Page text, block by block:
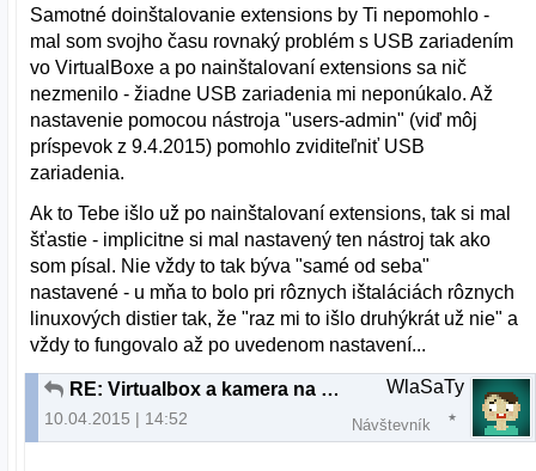
Samotné doinštalovanie extensions by Ti nepomohlo -
mal som svojho času rovnaký problém s USB zariadením
vo VirtualBoxe a po nainštalovaní extensions sa nič
nezmenilo - žiadne USB zariadenia mi neponúkalo. Až
nastavenie pomocou nástroja "users-admin" (viď môj
príspevok z 9.4.2015) pomohlo zviditeľniť USB
zariadenia.
Ak to Tebe išlo už po nainštalovaní extensions, tak si mal
šťastie - implicitne si mal nastavený ten nástroj tak ako
som písal. Nie vždy to tak býva "samé od seba"
nastavené - u mňa to bolo pri rôznych ištaláciách rôznych
linuxových distier tak, že "raz mi to išlo druhýkrát už nie" a
vždy to fungovalo až po uvedenom nastavení...
RE: Virtualbox a kamera na notebooku
10.04.2015 | 14:52
WlaSaTy
Návštevník